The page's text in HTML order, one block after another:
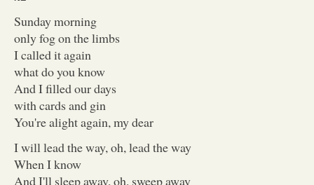
Sunday morning
only fog on the limbs
I called it again
what do you know
And I filled our days
with cards and gin
You're alight again, my dear
I will lead the way, oh, lead the way
When I know
And I'll sleep away, oh, sweep away